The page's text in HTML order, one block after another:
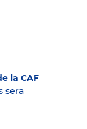
la CAF
sera